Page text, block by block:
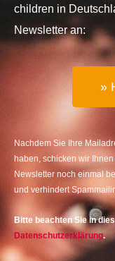
children in
Newsletter an:
»
Nachdem Sie Ihre
haben, schicken wir
Newsletter noch einmal
und verhindert
Bitte beachten Sie in
Datenschutzerklärung.